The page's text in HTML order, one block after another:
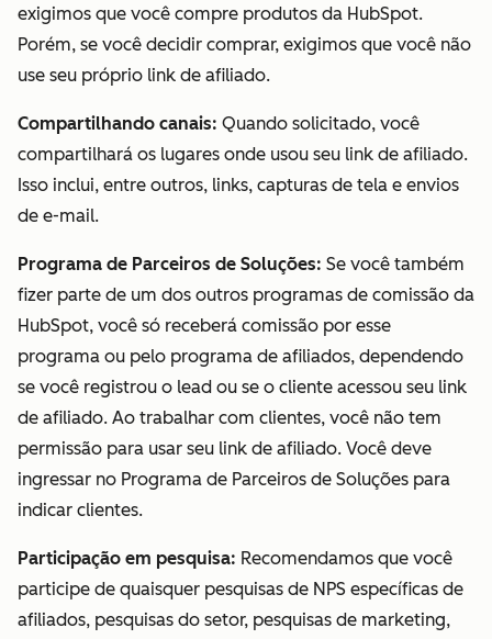
exigimos que você compre produtos da HubSpot.
Porém, se você decidir comprar, exigimos que você não
use seu próprio link de afiliado.
Compartilhando canais: Quando solicitado, você
compartilhará os lugares onde usou seu link de afiliado.
Isso inclui, entre outros, links, capturas de tela e envios
de e-mail.
Programa de Parceiros de Soluções: Se você também
fizer parte de um dos outros programas de comissão da
HubSpot, você só receberá comissão por esse
programa ou pelo programa de afiliados, dependendo
se você registrou o lead ou se o cliente acessou seu link
de afiliado. Ao trabalhar com clientes, você não tem
permissão para usar seu link de afiliado. Você deve
ingressar no Programa de Parceiros de Soluções para
indicar clientes.
Participação em pesquisa: Recomendamos que você
participe de quaisquer pesquisas de NPS específicas de
afiliados, pesquisas do setor, pesquisas de marketing,